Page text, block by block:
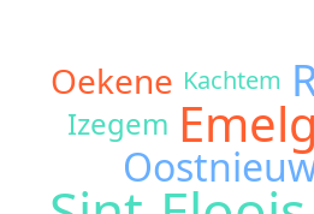
Oekene Kachtem
Izegem